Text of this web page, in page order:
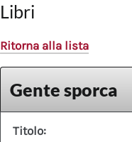
Libri
Ritorna alla lista
Gente sporca
Titolo: